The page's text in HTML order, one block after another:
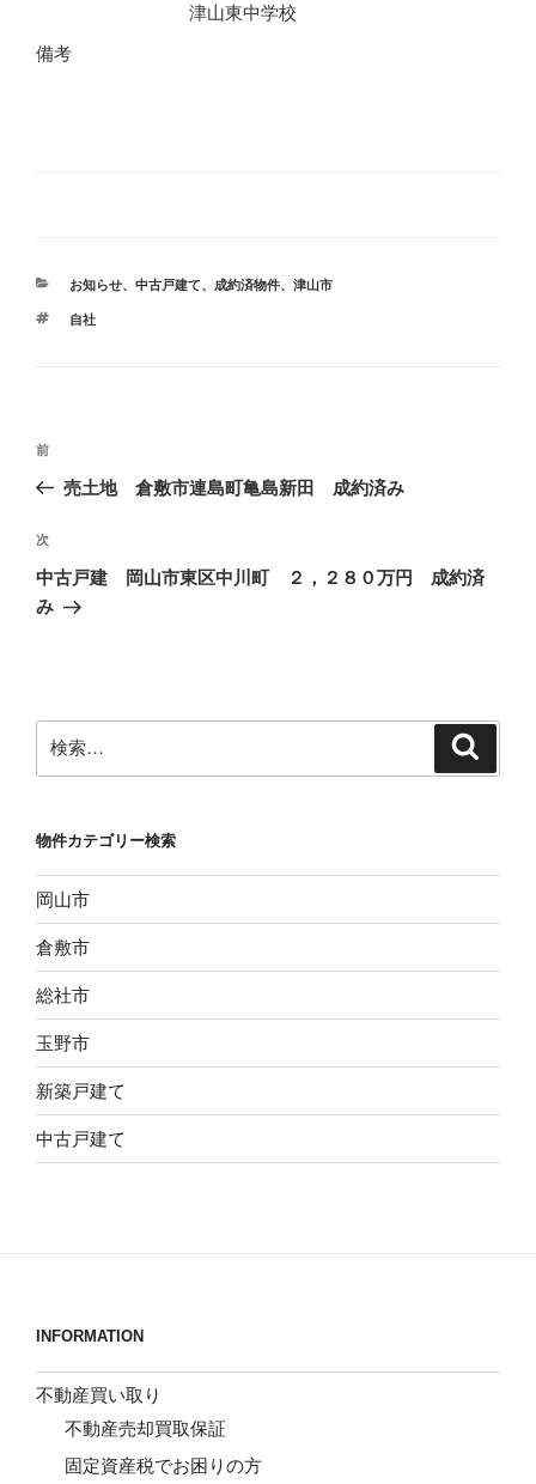
備考
津山東中学校
カ
ゴ
お知らせ、 中古戸建て、 成約済物件、 津山市
タ
自社
投
ビ
ゲ
ー
前
の
稿
前
売土地 倉敷市連島町亀島新田 成約済み
次
の
投
次
中古戸建 岡山市東区中川町 ２，２８０万円 成約済
み
索:
物件カテゴリー検索
岡山市
倉敷市
総社市
玉野市
新築戸建て
中古戸建て
INFORMATION
不動産買い取り
不動産売却買取保証
固定資産税でお困りの方